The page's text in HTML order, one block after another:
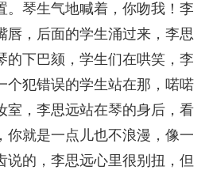
。琴生气地喊着，你吻我！李
唇，后面的学生涌过来，李思
的下巴颏，学生们在哄笑，李
个犯错误的学生站在那，喏喏
室，李思远站在琴的身后，看
你就是一点儿也不浪漫，像一
说的，李思远心里很别扭，但